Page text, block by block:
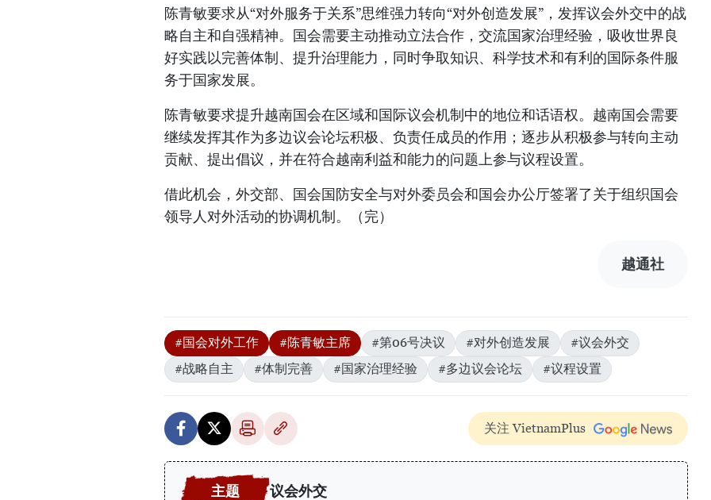
陈青敏要求从“对外服务于关系”思维强力转向“对外创造发展”，发挥议会外交中的战
略自主和自强精神。国会需要主动推动立法合作，交流国家治理经验，吸收世界良
好实践以完善体制、提升治理能力，同时争取知识、科学技术和有利的国际条件服
务于国家发展。
陈青敏要求提升越南国会在区域和国际议会机制中的地位和话语权。越南国会需要
继续发挥其作为多边议会论坛积极、负责任成员的作用；逐步从积极参与转向主动
贡献、提出倡议，并在符合越南利益和能力的问题上参与议程设置。
借此机会，外交部、国会国防安全与对外委员会和国会办公厅签署了关于组织国会
领导人对外活动的协调机制。（完）
越通社
#国会对外工作 #陈青敏主席 #第06号决议 #对外创造发展
#议会外交
#战略自主
#体制完善 #国家治理经验 #多边议会论坛 #议程设置
关注 VietnamPlus
议会外交